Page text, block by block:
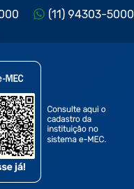
(11) 94303-5000